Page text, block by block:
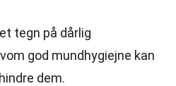
tegn på dårlig
god mundhygiejne kan
dem.